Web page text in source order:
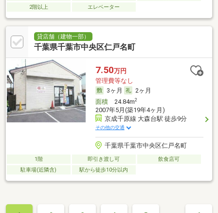
2階以上
エレベーター
貸店舗（建物一部）
千葉県千葉市中央区仁戸名町
7.50万円
管理費等なし
3ヶ月
2ヶ月
面積24.84m2
2007年5月(築19年4ヶ月)
京成千原線 大森台駅 徒歩9分
その他の交通
千葉県千葉市中央区仁戸名町
1階 即引き渡し可
飲食店可
駐車場(近隣含)
駅から徒歩10分以内